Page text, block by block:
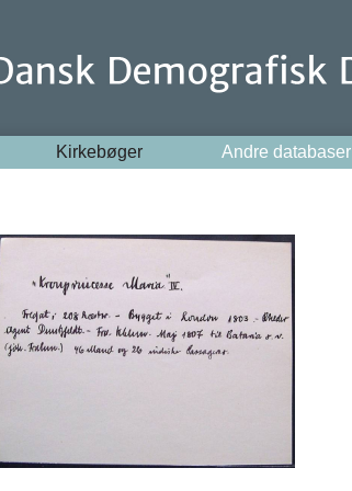
Kirkebøger Andre databaser